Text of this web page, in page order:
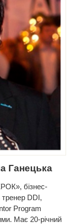
Ганецька
бізнес-
тренер DDI,
Program
Має 20-річний